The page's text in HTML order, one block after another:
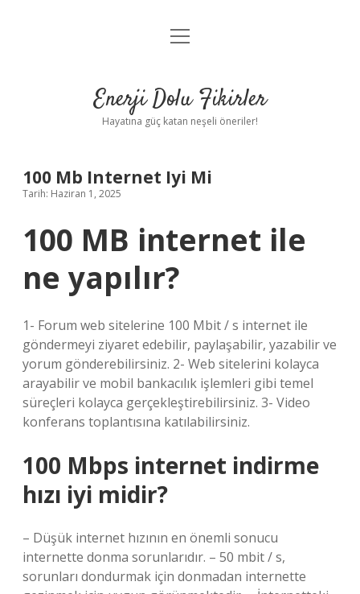
Anasayfa
Yasal Uyarı
menüyü
Enerji Dolu Fikirler
Hayatına güç katan neşeli öneriler!
100 Mb Internet Iyi Mi
Tarih: Haziran 1, 2025
100 MB internet ile
ne yapılır?
1- Forum web sitelerine 100 Mbit / s internet ile
göndermeyi ziyaret edebilir, paylaşabilir, yazabilir ve
yorum gönderebilirsiniz. 2- Web sitelerini kolayca
arayabilir ve mobil bankacılık işlemleri gibi temel
süreçleri kolayca gerçekleştirebilirsiniz. 3- Video
konferans toplantısına katılabilirsiniz.
100 Mbps internet indirme
hızı iyi midir?
– Düşük internet hızının en önemli sonucu
internette donma sorunlarıdır. – 50 mbit / s,
sorunları dondurmak için donmadan internette